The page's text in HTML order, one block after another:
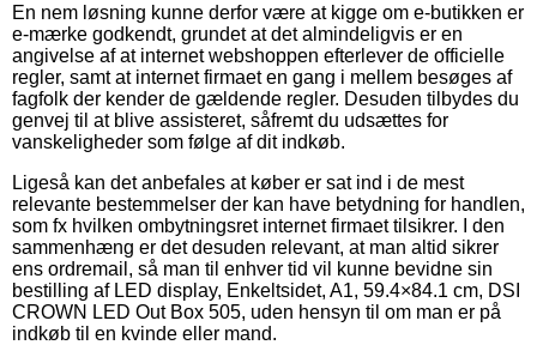
En nem løsning kunne derfor være at kigge om e-butikken er
e-mærke godkendt, grundet at det almindeligvis er en
angivelse af at internet webshoppen efterlever de officielle
regler, samt at internet firmaet en gang i mellem besøges af
fagfolk der kender de gældende regler. Desuden tilbydes du
genvej til at blive assisteret, såfremt du udsættes for
vanskeligheder som følge af dit indkøb.
Ligeså kan det anbefales at køber er sat ind i de mest
relevante bestemmelser der kan have betydning for handlen,
som fx hvilken ombytningsret internet firmaet tilsikrer. I den
sammenhæng er det desuden relevant, at man altid sikrer
ens ordremail, så man til enhver tid vil kunne bevidne sin
bestilling af LED display, Enkeltsidet, A1, 59.4×84.1 cm, DSI
CROWN LED Out Box 505, uden hensyn til om man er på
indkøb til en kvinde eller mand.